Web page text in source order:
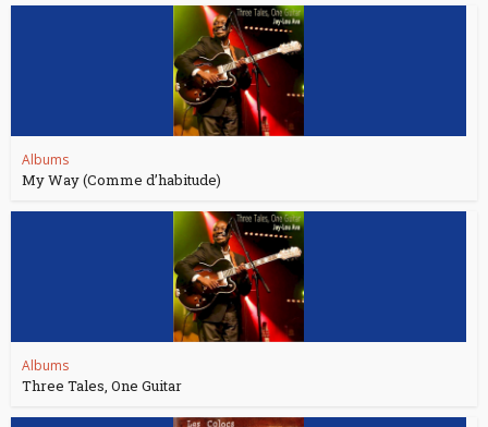
Albums
My Way (Comme d’habitude)
Albums
Three Tales, One Guitar